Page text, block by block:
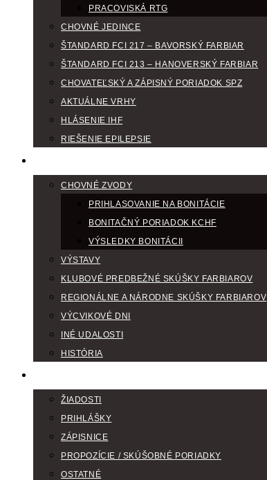
PRACOVISKÁ RTG
CHOVNÉ JEDINCE
ŠTANDARD FCI 217 – BAVORSKÝ FARBIAR
ŠTANDARD FCI 213 – HANOVERSKÝ FARBIAR
CHOVATEĽSKÝ A ZÁPISNÝ PORIADOK SPZ
AKTUÁLNE VRHY
HLÁSENIE IHF
RIEŠENIE EPILEPSIE
CHOVNÉ ZVODY
PRIHLASOVANIE NA BONITÁCIE
BONITAČNÝ PORIADOK KCHF
VÝSLEDKY BONITÁCII
VÝSTAVY
KLUBOVÉ PREDBEŽNÉ SKÚŠKY FARBIAROV
REGIONÁLNE A NÁRODNE SKÚŠKY FARBIAROV
VÝCVIKOVÉ DNI
INÉ UDALOSTI
HISTÓRIA
ŽIADOSTI
PRIHLÁŠKY
ZÁPISNICE
PROPOZÍCIE / SKÚŠOBNÉ PORIADKY
OSTATNÉ